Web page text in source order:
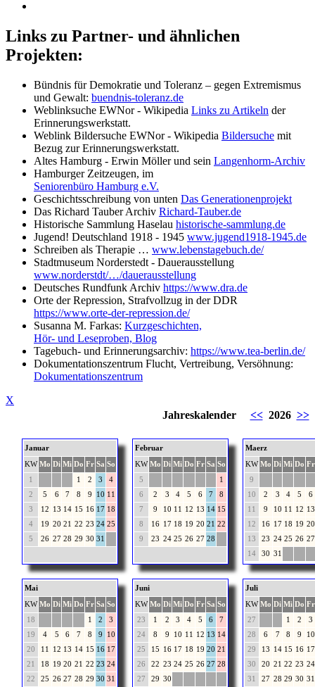
Links zu Partner- und ähnlichen
Projekten:
Bündnis für Demokratie und Toleranz – gegen Extremismus
und Gewalt: buendnis-toleranz.de
Weblinksuche EWNor - Wikipedia Links zu Artikeln der
Erinnerungswerkstatt.
Weblink Bildersuche EWNor - Wikipedia Bildersuche mit
Bezug zur Erinnerungswerkstatt.
Altes Hamburg - Erwin Möller und sein Langenhorm-Archiv
Hamburger Zeitzeugen, im
Seniorenbüro Hamburg e.V.
Geschichtsschreibung von unten Das Generationenprojekt
Das Richard Tauber Archiv Richard-Tauber.de
Historische Sammlung Haselau historische-sammlung.de
Jugend! Deutschland 1918 - 1945 www.jugend1918-1945.de
Schreiben als Therapie … www.lebenstagebuch.de/
Stadtmuseum Norderstedt - Dauerausstellung
www.norderstdt/…/dauerausstellung
Deutsches Rundfunk Archiv https://www.dra.de
Orte der Repression, Strafvollzug in der DDR
https://www.orte-der-repression.de/
Susanna M. Farkas: Kurzgeschichten,
Hör- und Leseproben, Blog
Tagebuch- und Erinnerungsarchiv: https://www.tea-berlin.de/
Dokumentationszentrum Flucht, Vertreibung, Versöhnung:
Dokumentationszentrum
X
Jahreskalender <<2026 >>
Januar
KW Mo Di Mi Do Fr Sa So
1
1 2 3
4
2
5 6 7 8 9 10 11
3
12 13 14 15 16 17 18
4
19 20 21 22 23 24 25
5
26 27 28 29 30 31
Februar
KW Mo Di Mi Do Fr Sa So
5
1
6
2 3 4 5 6 7
8
7
9 10 11 12 13 14 15
8
16 17 18 19 20 21 22
9
23 24 25 26 27 28
Maerz
KW Mo Di Mi Do Fr
9
10
2 3 4 5
6
11
9 10 11 12 13
12
16 17 18 19 20
13
23 24 25 26 27
14
30 31
Mai
KW Mo Di Mi Do Fr Sa So
18
1 2
3
19
4 5 6 7 8 9
10
20
11 12 13 14 15 16 17
21
18 19 20 21 22 23 24
22
25 26 27 28 29 30 31
Juni
KW Mo Di Mi Do Fr Sa So
23
1 2 3 4 5 6
7
24
8 9 10 11 12 13 14
25
15 16 17 18 19 20 21
26
22 23 24 25 26 27 28
27
29 30
Juli
KW Mo Di Mi Do Fr
27
1 2
3
28
6 7 8 9
10
29
13 14 15 16 17
30
20 21 22 23 24
31
27 28 29 30 31